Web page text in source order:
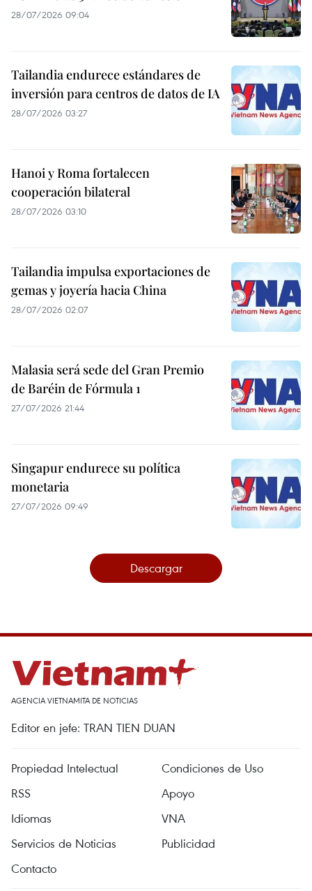
28/07/2026 09:04
Tailandia endurece estándares de
inversión para centros de datos de IA
28/07/2026 03:27
Hanoi y Roma fortalecen
cooperación bilateral
28/07/2026 03:10
Tailandia impulsa exportaciones de
gemas y joyería hacia China
28/07/2026 02:07
Malasia será sede del Gran Premio
de Baréin de Fórmula 1
27/07/2026 21:44
Singapur endurece su política
monetaria
27/07/2026 09:49
Descargar
AGENCIA VIETNAMITA DE NOTICIAS
Editor en jefe: TRAN TIEN DUAN
Propiedad Intelectual
Condiciones de Uso
RSS
Apoyo
Idiomas
VNA
Servicios de Noticias
Publicidad
Contacto